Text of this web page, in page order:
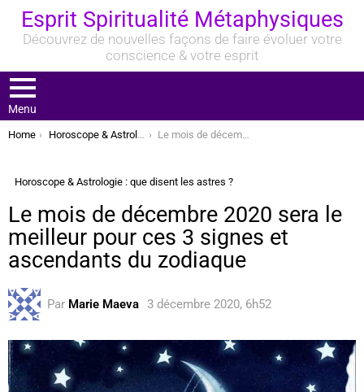
Esprit Spiritualité Métaphysiques
Découvrez de nouvelles façons de faire évoluer votre
conscience & votre esprit
Menu
You are here:
Home Horoscope & Astrologie : que disent les astres ? Le mois de décembre 2020 sera le meilleur pour ces 3 signes et ascendants du zodiaque
Horoscope & Astrologie : que disent les astres ?
Le mois de décembre 2020 sera le
meilleur pour ces 3 signes et
ascendants du zodiaque
Par Marie Maeva 3 décembre 2020, 6h52